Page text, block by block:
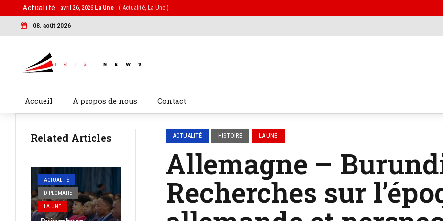
Actualité avril 26, 2026 La Une ( Actualité, La Une )
08. août 2026
Accueil A propos de nous Contact
Related Articles
ACTUALITÉ
DIPLOMATIE
LA UNE
ACTUALITÉ HISTOIRE LA UNE
Allemagne –
Recherches sur